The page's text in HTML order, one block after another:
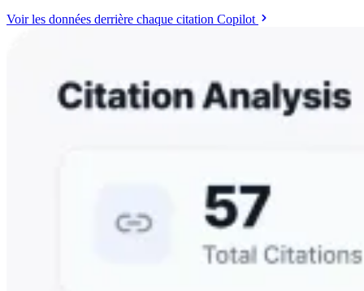
Voir les données derrière chaque citation Copilot